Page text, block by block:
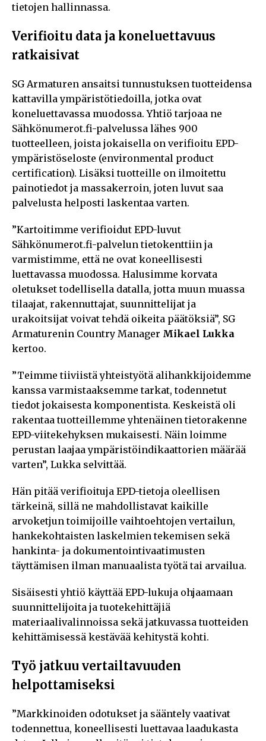
tietojen hallinnassa.
Verifioitu data ja koneluettavuus
ratkaisivat
SG Armaturen ansaitsi tunnustuksen tuotteidensa
kattavilla ympäristötiedoilla, jotka ovat
koneluettavassa muodossa. Yhtiö tarjoaa ne
Sähkönumerot.fi-palvelussa lähes 900
tuotteelleen, joista jokaisella on verifioitu EPD-
ympäristöseloste (environmental product
certification). Lisäksi tuotteille on ilmoitettu
painotiedot ja massakerroin, joten luvut saa
palvelusta helposti laskentaa varten.
”Kartoitimme verifioidut EPD-luvut
Sähkönumerot.fi-palvelun tietokenttiin ja
varmistimme, että ne ovat koneellisesti
luettavassa muodossa. Halusimme korvata
oletukset todellisella datalla, jotta muun muassa
tilaajat, rakennuttajat, suunnittelijat ja
urakoitsijat voivat tehdä oikeita päätöksiä”, SG
Armaturenin Country Manager Mikael Lukka
kertoo.
”Teimme tiiviistä yhteistyötä alihankkijoidemme
kanssa varmistaaksemme tarkat, todennetut
tiedot jokaisesta komponentista. Keskeistä oli
rakentaa tuotteillemme yhtenäinen tietorakenne
EPD-viitekehyksen mukaisesti. Näin loimme
perustan laajaa ympäristöindikaattorien määrää
varten”, Lukka selvittää.
Hän pitää verifioituja EPD-tietoja oleellisen
tärkeinä, sillä ne mahdollistavat kaikille
arvoketjun toimijoille vaihtoehtojen vertailun,
hankekohtaisten laskelmien tekemisen sekä
hankinta- ja dokumentointivaatimusten
täyttämisen ilman manuaalista työtä tai arvailua.
Sisäisesti yhtiö käyttää EPD-lukuja ohjaamaan
suunnittelijoita ja tuotekehittäjiä
materiaalivalinnoissa sekä jatkuvassa tuotteiden
kehittämisessä kestävää kehitystä kohti.
Työ jatkuu vertailtavuuden
helpottamiseksi
”Markkinoiden odotukset ja sääntely vaativat
todennettua, koneellisesti luettavaa laadukasta